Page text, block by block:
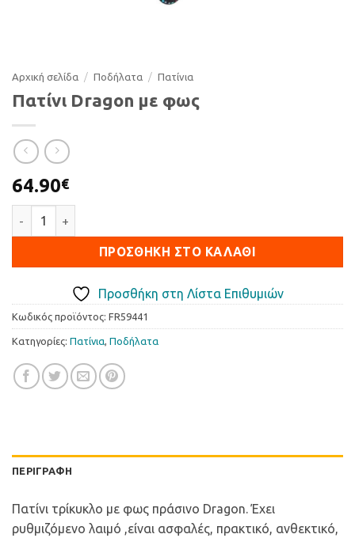
Αρχική σελίδα / Ποδήλατα / Πατίνια
Πατίνι Dragon με φως
64.90€
ΠΡΟΣΘΉΚΗ ΣΤΟ ΚΑΛΆΘΙ
Προσθήκη στη Λίστα Επιθυμιών
Κωδικός προϊόντος: FR59441
Κατηγορίες: Πατίνια, Ποδήλατα
ΠΕΡΙΓΡΑΦΉ
Πατίνι τρίκυκλο με φως πράσινο Dragon. Έχει
ρυθμιζόμενο λαιμό ,είναι ασφαλές, πρακτικό, ανθεκτικό,